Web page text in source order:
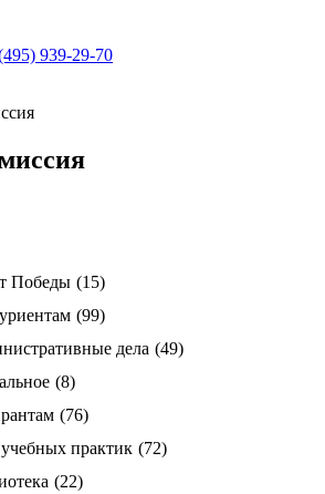
939-29-70
Победы (15)
(99)
дела (49)
(8)
(76)
практик (72)
(22)